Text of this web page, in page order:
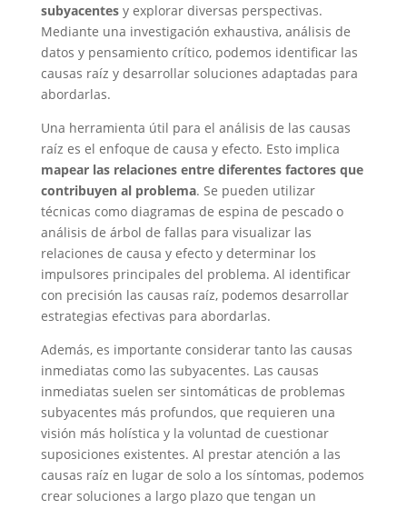
subyacentesy explorar diversas perspectivas.
Mediante una investigación exhaustiva, análisis de
datos y pensamiento crítico, podemos identificar las
causas raíz y desarrollar soluciones adaptadas para
abordarlas.
Una herramienta útil para el análisis de las causas
raíz es el enfoque de causa y efecto. Esto implica
mapear las relaciones entre diferentes factores que
contribuyen al problema. Se pueden utilizar
técnicas como diagramas de espina de pescado o
análisis de árbol de fallas para visualizar las
relaciones de causa y efecto y determinar los
impulsores principales del problema. Al identificar
con precisión las causas raíz, podemos desarrollar
estrategias efectivas para abordarlas.
Además, es importante considerar tanto las causas
inmediatas como las subyacentes. Las causas
inmediatas suelen ser sintomáticas de problemas
subyacentes más profundos, que requieren una
visión más holística y la voluntad de cuestionar
suposiciones existentes. Al prestar atención a las
causas raíz en lugar de solo a los síntomas, podemos
crear soluciones a largo plazo que tengan un